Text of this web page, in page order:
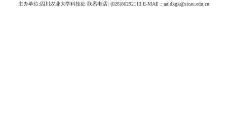
主办单位:四川农业大学科技处 联系电话: (028)86292113 E-MAIl：auldkgk@sicau.edu.cn